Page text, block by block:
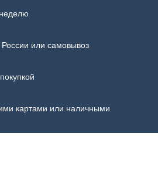
России или самовывоз
картами или наличными